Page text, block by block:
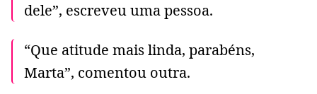
dele”, escreveu uma pessoa.
“Que atitude mais linda, parabéns,
Marta”, comentou outra.